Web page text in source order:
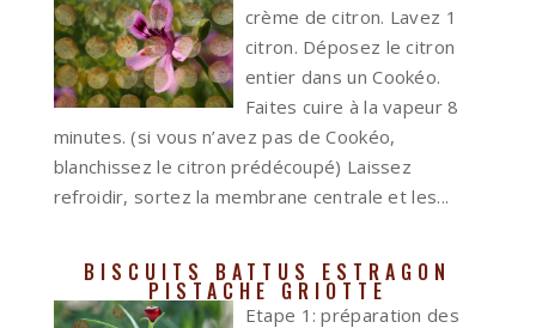
crème de citron. Lavez 1
citron. Déposez le citron
entier dans un Cookéo.
Faites cuire à la vapeur 8
minutes. (si vous n’avez pas de Cookéo,
blanchissez le citron prédécoupé) Laissez
refroidir, sortez la membrane centrale et les...
BISCUITS BATTUS ESTRAGON
PISTACHE GRIOTTE
Etape 1: préparation des